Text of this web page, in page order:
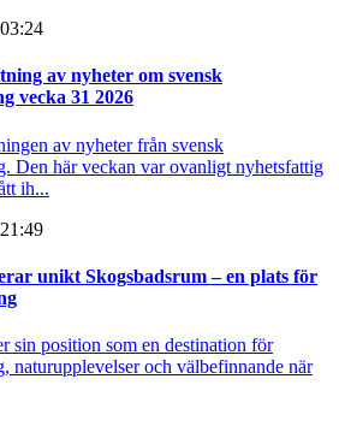
av nyheter om svensk
vecka 31 2026
av nyheter från svensk
Den här veckan var ovanligt nyhetsfattig
ih...
unikt Skogsbadsrum – en plats för
sin position som en destination för
naturupplevelser och välbefinnande när